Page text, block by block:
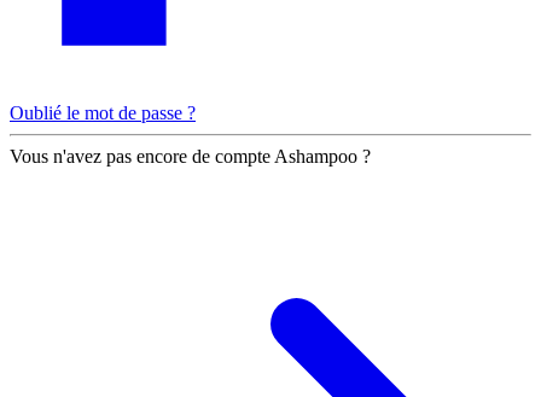
Oublié le mot de passe ?
Vous n'avez pas encore de compte Ashampoo ?